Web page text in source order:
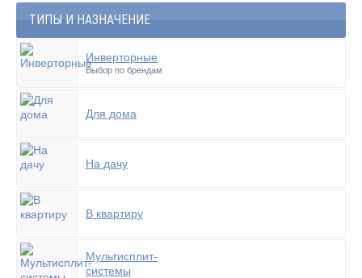
ТИПЫ И НАЗНАЧЕНИЕ
Инверторные
Выбор по брендам
Для дома
На дачу
В квартиру
Мультисплит-
системы